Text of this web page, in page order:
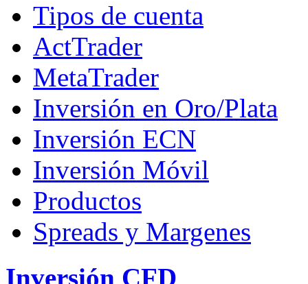
Tipos de cuenta
ActTrader
MetaTrader
Inversión en Oro/Plata
Inversión ECN
Inversión Móvil
Productos
Spreads y Margenes
Inversión CFD